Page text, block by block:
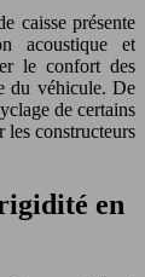
caisse présente
acoustique et
le confort des
du véhicule. De
de certains
les constructeurs
en